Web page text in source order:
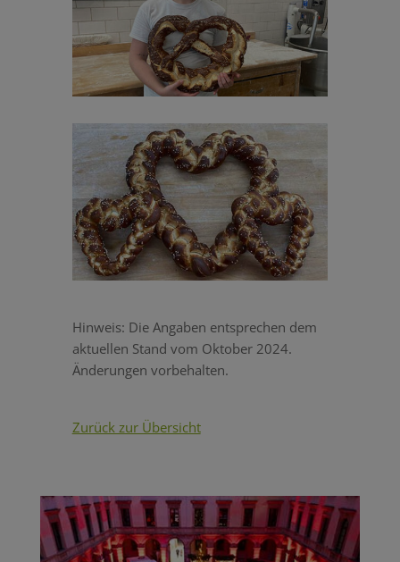
Hinweis: Die Angaben entsprechen dem
aktuellen Stand vom Oktober 2024.
Änderungen vorbehalten.
Zurück zur Übersicht